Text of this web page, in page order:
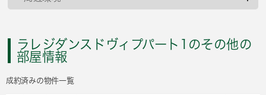
ラレジダンスドヴィプパート1のその他の
部屋情報
成約済みの物件一覧